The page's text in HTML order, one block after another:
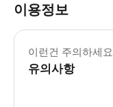
이용정보
이런건 주의하세요
유의사항